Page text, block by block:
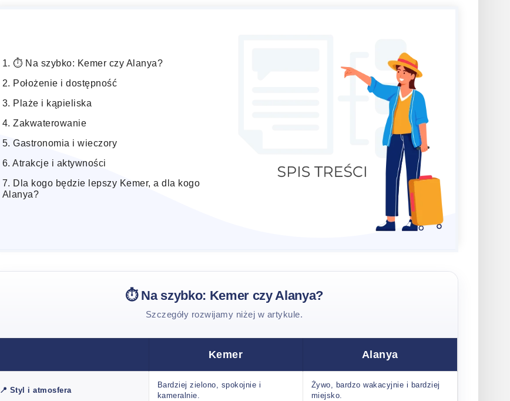
⏱️ Na szybko: Kemer czy Alanya?
Położenie i dostępność
Plaże i kąpieliska
Zakwaterowanie
Gastronomia i wieczory
Atrakcje i aktywności
Dla kogo będzie lepszy Kemer, a dla kogo
Alanya?
⏱️ Na szybko: Kemer czy Alanya?
Szczegóły rozwijamy niżej w artykule.
Kemer Alanya
📍 Styl i atmosfera
Bardziej zielono, spokojnie i
kameralnie.
Żywo, bardzo wakacyjnie i bardziej
miejsko.